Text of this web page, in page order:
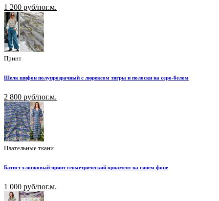
1 200 руб/пог.м.
Принт
Шелк шифон полупрозрачный с люрексом тигры и полоски на серо-белом
2 800 руб/пог.м.
Плательные ткани
Батист хлопковый принт геометрический орнамент на синем фоне
1 000 руб/пог.м.